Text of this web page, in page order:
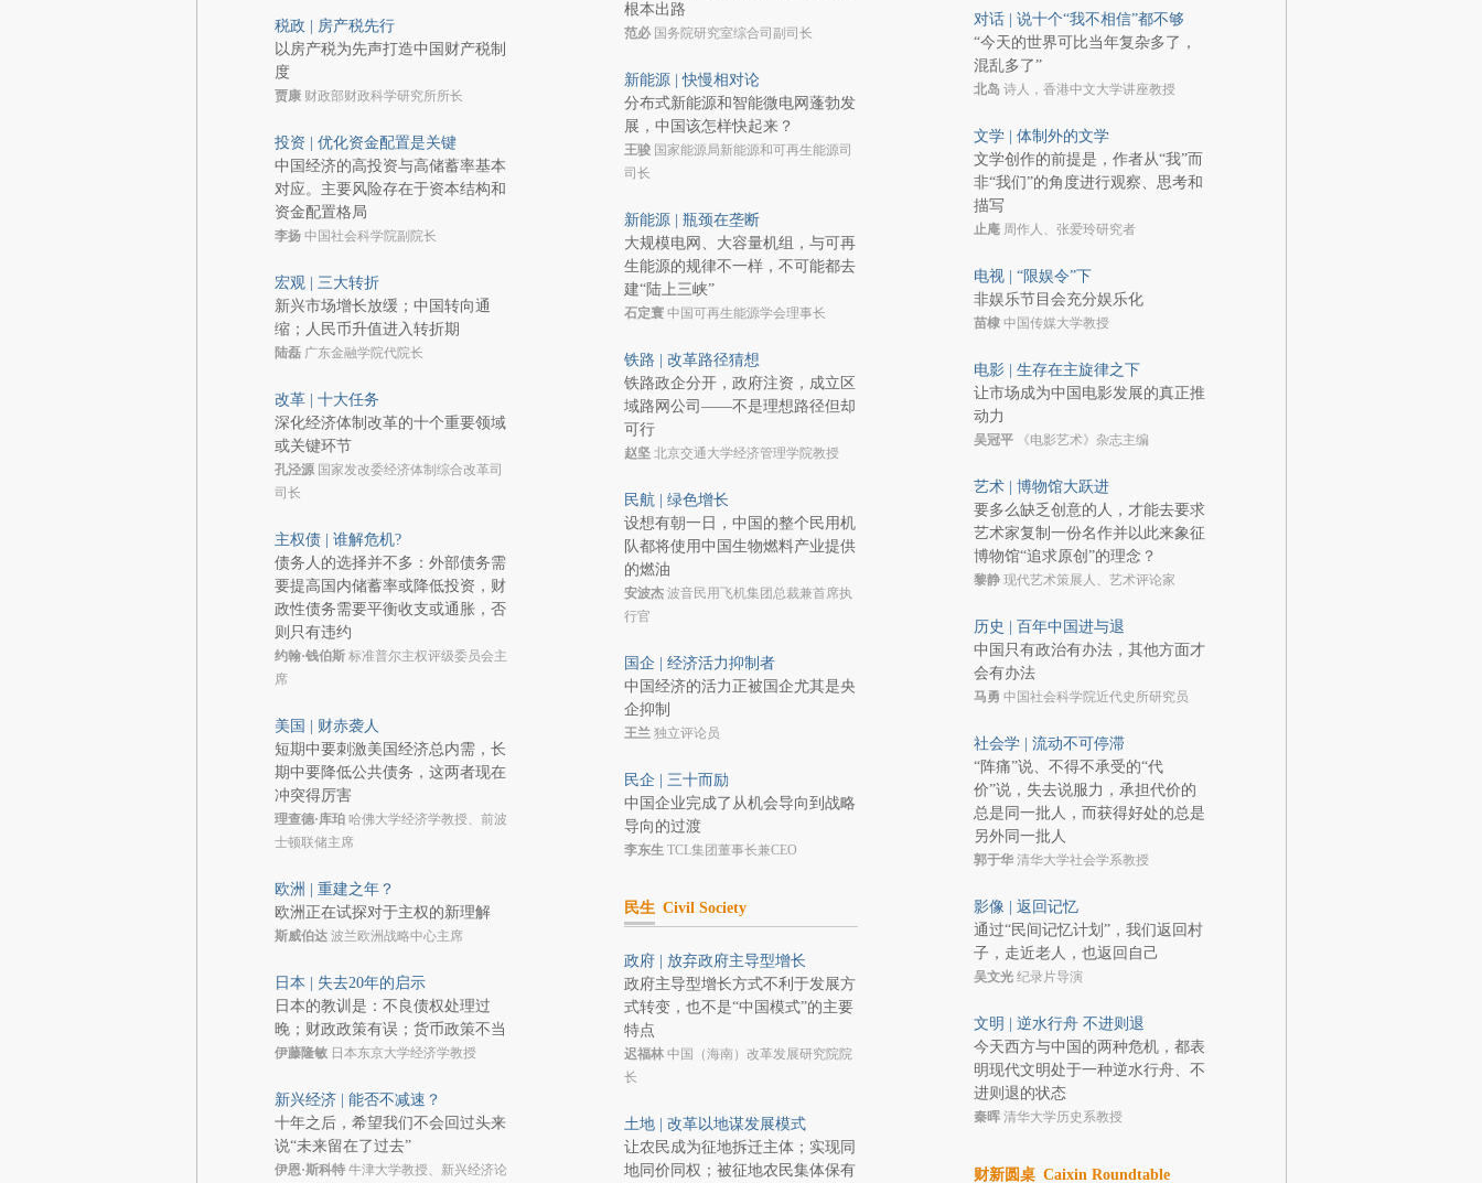
税政 | 房产税先行
以房产税为先声打造中国财产税制
度
贾康财政部财政科学研究所所长
投资 | 优化资金配置是关键
中国经济的高投资与高储蓄率基本
对应。主要风险存在于资本结构和
资金配置格局
李扬中国社会科学院副院长
宏观 | 三大转折
新兴市场增长放缓；中国转向通
缩；人民币升值进入转折期
陆磊广东金融学院代院长
改革 | 十大任务
深化经济体制改革的十个重要领域
或关键环节
孔泾源国家发改委经济体制综合改革司
司长
主权债 | 谁解危机?
债务人的选择并不多：外部债务需
要提高国内储蓄率或降低投资，财
政性债务需要平衡收支或通胀，否
则只有违约
约翰·钱伯斯标准普尔主权评级委员会主
席
美国 | 财赤袭人
短期中要刺激美国经济总内需，长
期中要降低公共债务，这两者现在
冲突得厉害
理查德·库珀哈佛大学经济学教授、前波
士顿联储主席
欧洲 | 重建之年？
欧洲正在试探对于主权的新理解
斯威伯达波兰欧洲战略中心主席
日本 | 失去20年的启示
日本的教训是：不良债权处理过
晚；财政政策有误；货币政策不当
伊藤隆敏日本东京大学经济学教授
新兴经济 | 能否不减速？
十年之后，希望我们不会回过头来
说“未来留在了过去”
伊恩·斯科特牛津大学教授、新兴经济论
根本出路
范必国务院研究室综合司副司长
新能源 | 快慢相对论
分布式新能源和智能微电网蓬勃发
展，中国该怎样快起来？
王骏国家能源局新能源和可再生能源司
司长
新能源 | 瓶颈在垄断
大规模电网、大容量机组，与可再
生能源的规律不一样，不可能都去
建“陆上三峡”
石定寰中国可再生能源学会理事长
铁路 | 改革路径猜想
铁路政企分开，政府注资，成立区
域路网公司——不是理想路径但却
可行
赵坚北京交通大学经济管理学院教授
民航 | 绿色增长
设想有朝一日，中国的整个民用机
队都将使用中国生物燃料产业提供
的燃油
安波杰波音民用飞机集团总裁兼首席执
行官
国企 | 经济活力抑制者
中国经济的活力正被国企尤其是央
企抑制
王兰独立评论员
民企 | 三十而励
中国企业完成了从机会导向到战略
导向的过渡
李东生TCL集团董事长兼CEO
民生 Civil Society
政府 | 放弃政府主导型增长
政府主导型增长方式不利于发展方
式转变，也不是“中国模式”的主要
特点
迟福林中国（海南）改革发展研究院院
长
土地 | 改革以地谋发展模式
让农民成为征地拆迁主体；实现同
地同价同权；被征地农民集体保有
对话 | 说十个“我不相信”都不够
“今天的世界可比当年复杂多了，
混乱多了”
北岛 诗人，香港中文大学讲座教授
文学 | 体制外的文学
文学创作的前提是，作者从“我”而
非“我们”的角度进行观察、思考和
描写
止庵周作人、张爱玲研究者
电视 | “限娱令”下
非娱乐节目会充分娱乐化
苗棣中国传媒大学教授
电影 | 生存在主旋律之下
让市场成为中国电影发展的真正推
动力
吴冠平《电影艺术》杂志主编
艺术 | 博物馆大跃进
要多么缺乏创意的人，才能去要求
艺术家复制一份名作并以此来象征
博物馆“追求原创”的理念？
黎静现代艺术策展人、艺术评论家
历史 | 百年中国进与退
中国只有政治有办法，其他方面才
会有办法
马勇 中国社会科学院近代史所研究员
社会学 | 流动不可停滞
“阵痛”说、不得不承受的“代
价”说，失去说服力，承担代价的
总是同一批人，而获得好处的总是
另外同一批人
郭于华清华大学社会学系教授
影像 | 返回记忆
通过“民间记忆计划”，我们返回村
子，走近老人，也返回自己
吴文光纪录片导演
文明 | 逆水行舟 不进则退
今天西方与中国的两种危机，都表
明现代文明处于一种逆水行舟、不
进则退的状态
秦晖清华大学历史系教授
财新圆桌 Caixin Roundtable